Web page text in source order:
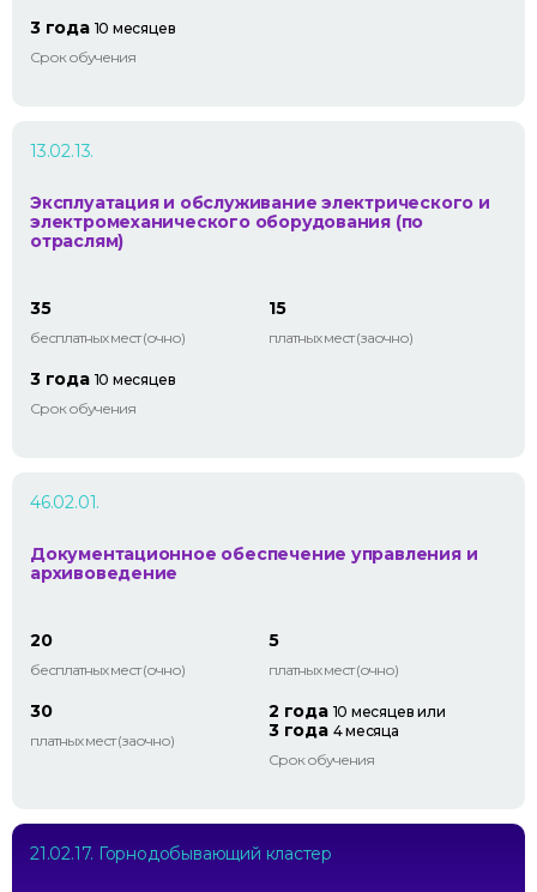
3 года 10 месяцев
Срок обучения
13.02.13.
Эксплуатация и обслуживание электрического и
электромеханического оборудования (по
отраслям)
35
бесплатных мест (очно)
15
платных мест (заочно)
3 года 10 месяцев
Срок обучения
46.02.01.
Документационное обеспечение управления и
архивоведение
20
бесплатных мест (очно)
5
платных мест (очно)
30
платных мест (заочно)
2 года 10 месяцев или
3 года 4 месяца
Срок обучения
21.02.17. Горнодобывающий кластер